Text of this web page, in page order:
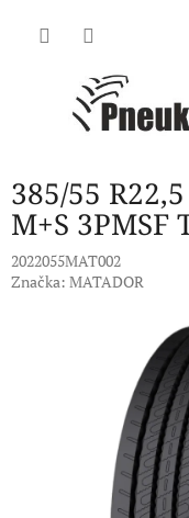
385/55
M+S 3PMSF
2022055MAT002
Značka: MATADOR